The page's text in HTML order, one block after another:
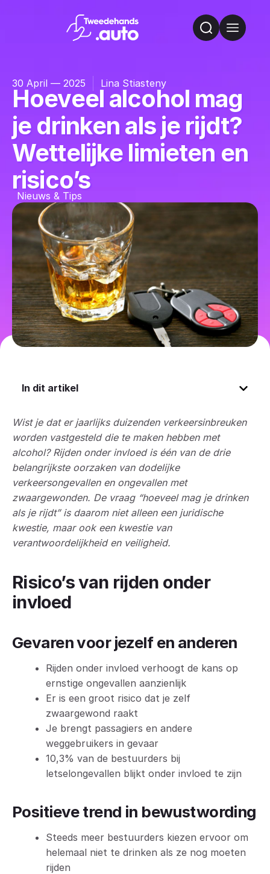
30 April — 2025 Lina Stiasteny
Hoeveel alcohol mag
je drinken als je rijdt?
Wettelijke limieten en
risico’s
Nieuws & Tips
Wist je dat er jaarlijks duizenden verkeersinbreuken
worden vastgesteld die te maken hebben met
alcohol? Rijden onder invloed is één van de drie
belangrijkste oorzaken van dodelijke
verkeersongevallen en ongevallen met
zwaargewonden. De vraag “hoeveel mag je drinken
als je rijdt” is daarom niet alleen een juridische
kwestie, maar ook een kwestie van
verantwoordelijkheid en veiligheid.
Risico’s van rijden onder
invloed
Gevaren voor jezelf en anderen
Rijden onder invloed verhoogt de kans op
ernstige ongevallen aanzienlijk
Er is een groot risico dat je zelf
zwaargewond raakt
Je brengt passagiers en andere
weggebruikers in gevaar
10,3% van de bestuurders bij
letselongevallen blijkt onder invloed te zijn
Positieve trend in bewustwording
Steeds meer bestuurders kiezen ervoor om
helemaal niet te drinken als ze nog moeten
rijden
In dit artikel